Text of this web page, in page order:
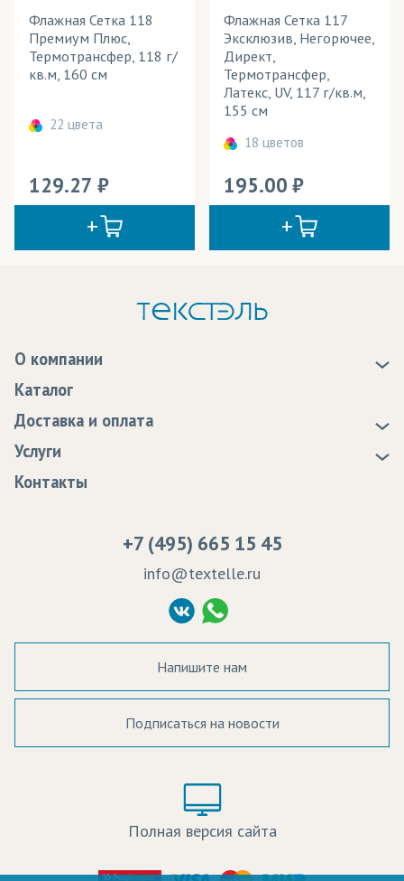
Флажная Сетка 118
Премиум Плюс,
Термотрансфер, 118 г/
кв.м, 160 см
22 цвета
129.27
Флажная Сетка 117
Эксклюзив, Негорючее,
Директ,
Термотрансфер,
Латекс, UV, 117 г/кв.м,
155 см
18 цветов
195.00
О компании
Статьи
Программа лояльности
Сертификаты качества
Судебные решения
Политика Конфиденциальности
Согласие на обработку ПД
Каталог
Доставка и оплата
Доставка
Оплата
Услуги
Образцы
Контакты
+7 (495) 665 15 45
info@textelle.ru
Напишите нам
Подписаться на новости
Полная версия сайта